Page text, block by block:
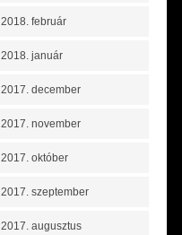
2018. február
2018. január
2017. december
2017. november
2017. október
2017. szeptember
2017. augusztus